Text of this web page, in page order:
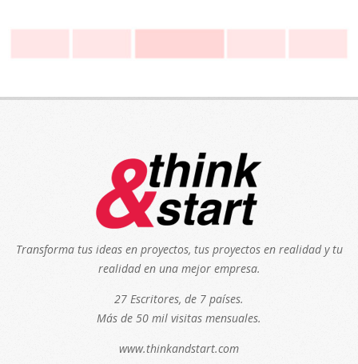
Transforma tus ideas en proyectos, tus proyectos en realidad y tu
realidad en una mejor empresa.
27 Escritores, de 7 países.
Más de 50 mil visitas mensuales.
www.thinkandstart.com